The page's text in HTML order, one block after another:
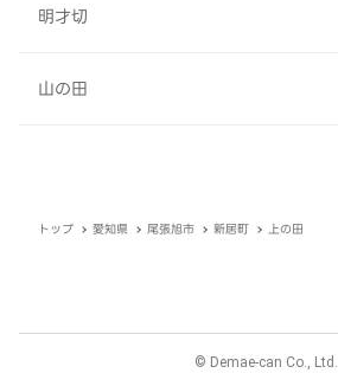
明才切
山の田
トップ 愛知県 尾張旭市 新居町 上の田
© Demae-can Co., Ltd.